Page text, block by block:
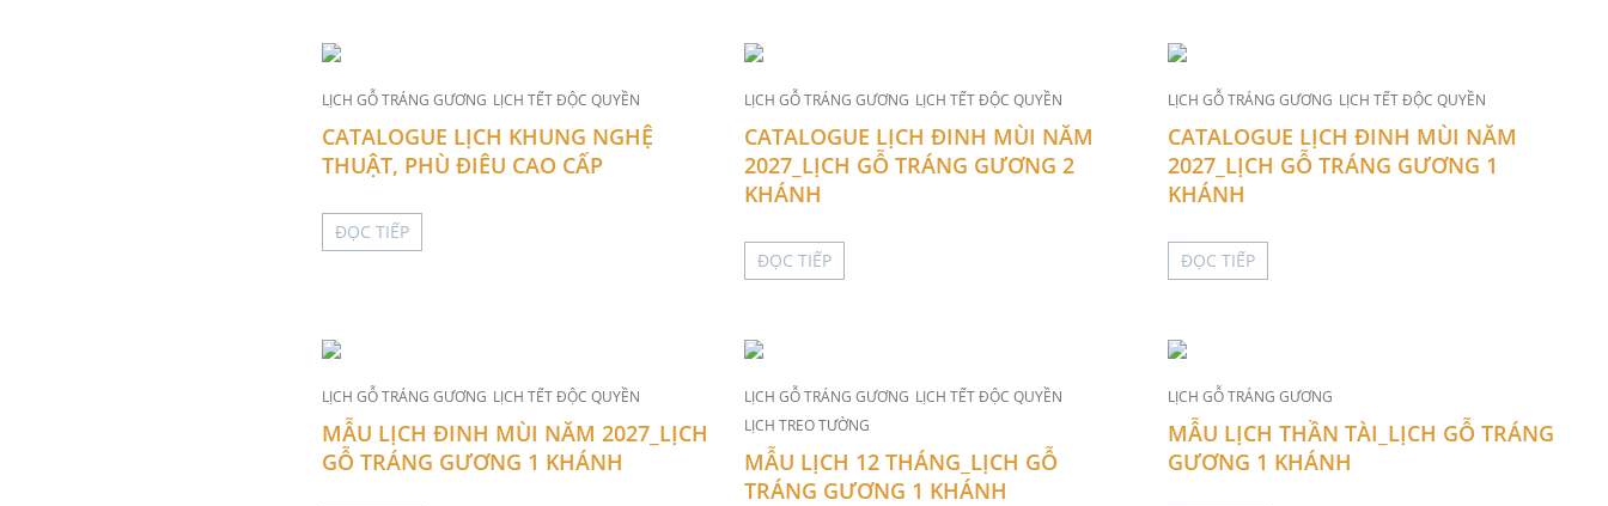
LỊCH GỖ TRÁNG GƯƠNG LỊCH TẾT ĐỘC QUYỀN
CATALOGUE LỊCH KHUNG NGHỆ
THUẬT, PHÙ ĐIÊU CAO CẤP
ĐỌC TIẾP
LỊCH GỖ TRÁNG GƯƠNG LỊCH TẾT ĐỘC QUYỀN
CATALOGUE LỊCH ĐINH MÙI NĂM
2027_LỊCH GỖ TRÁNG GƯƠNG 2
KHÁNH
ĐỌC TIẾP
LỊCH GỖ TRÁNG GƯƠNG LỊCH TẾT ĐỘC QUYỀN
CATALOGUE LỊCH ĐINH MÙI NĂM
2027_LỊCH GỖ TRÁNG GƯƠNG 1
KHÁNH
ĐỌC TIẾP
LỊCH GỖ TRÁNG GƯƠNG LỊCH TẾT ĐỘC QUYỀN
MẪU LỊCH ĐINH MÙI NĂM 2027_LỊCH
GỖ TRÁNG GƯƠNG 1 KHÁNH
LỊCH GỖ TRÁNG GƯƠNG LỊCH TẾT ĐỘC QUYỀN
LỊCH TREO TƯỜNG
MẪU LỊCH 12 THÁNG_LỊCH GỖ
TRÁNG GƯƠNG 1 KHÁNH
LỊCH GỖ TRÁNG GƯƠNG
MẪU LỊCH THẦN TÀI_LỊCH GỖ TRÁNG
GƯƠNG 1 KHÁNH